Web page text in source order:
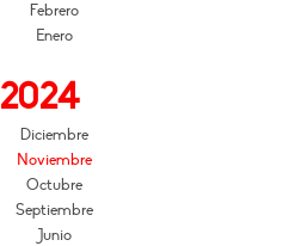
Febrero
Enero
2024
Diciembre
Noviembre
Octubre
Septiembre
Junio